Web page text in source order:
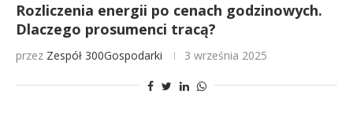
Rozliczenia energii po cenach godzinowych.
Dlaczego prosumenci tracą?
przez Zespół 300Gospodarki 3 września 2025